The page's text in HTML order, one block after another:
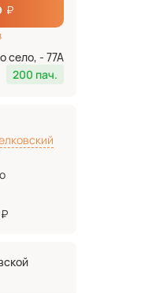
₽
село, - 77А
200 пач.